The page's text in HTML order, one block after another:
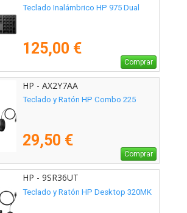
Teclado Inalámbrico HP 975 Dual
125,00 €
Comprar
HP - AX2Y7AA
Teclado y Ratón HP Combo 225
29,50 €
Comprar
HP - 9SR36UT
Teclado y Ratón HP Desktop 320MK